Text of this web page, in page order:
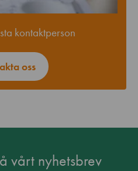
kontaktperson
oss
vårt nyhetsbrev